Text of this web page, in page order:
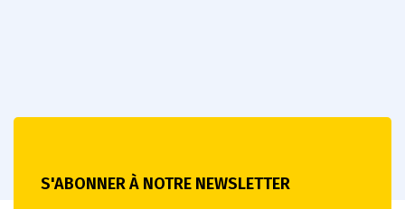
S'ABONNER À NOTRE NEWSLETTER